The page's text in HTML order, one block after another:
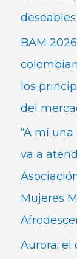
BAM
los
del
“A mí
va a
Mujeres
Aurora: el